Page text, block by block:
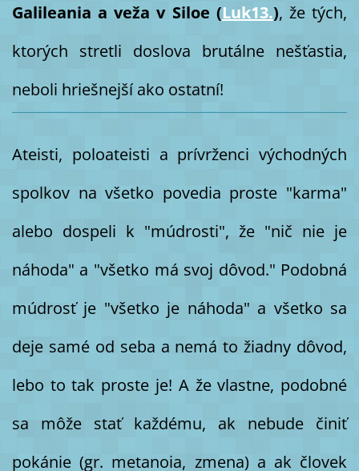
Galileania a veža v Siloe (Luk13.), že tých,
ktorých stretli doslova brutálne nešťastia,
neboli hriešnejší ako ostatní!
Ateisti, poloateisti a prívrženci východných
spolkov na všetko povedia proste "karma"
alebo dospeli k "múdrosti", že "nič nie je
náhoda" a "všetko má svoj dôvod." Podobná
múdrosť je "všetko je náhoda" a všetko sa
deje samé od seba a nemá to žiadny dôvod,
lebo to tak proste je! A že vlastne, podobné
sa môže stať každému, ak nebude činiť
pokánie (gr. metanoia, zmena) a ak človek